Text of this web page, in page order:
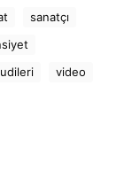
sanatçı
video